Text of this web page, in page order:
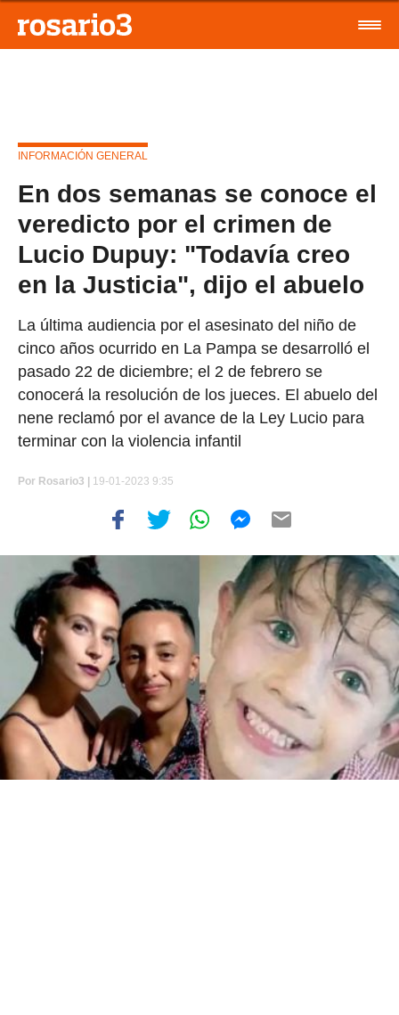
INFORMACIÓN GENERAL
En dos semanas se conoce el
veredicto por el crimen de
Lucio Dupuy: "Todavía creo
en la Justicia", dijo el abuelo
La última audiencia por el asesinato del niño de
cinco años ocurrido en La Pampa se desarrolló el
pasado 22 de diciembre; el 2 de febrero se
conocerá la resolución de los jueces. El abuelo del
nene reclamó por el avance de la Ley Lucio para
terminar con la violencia infantil
Por Rosario3 | 19-01-2023 9:35